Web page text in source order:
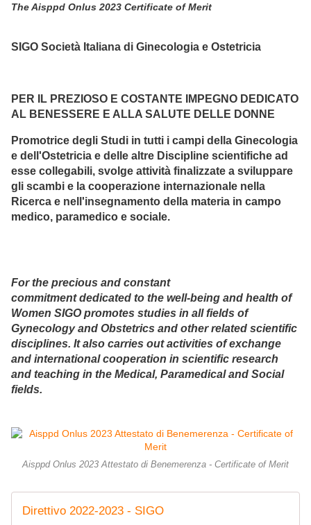
The Aisppd Onlus 2023 Certificate of Merit
SIGO Società Italiana di Ginecologia e Ostetricia
PER IL PREZIOSO E COSTANTE IMPEGNO DEDICATO
AL BENESSERE E ALLA SALUTE DELLE DONNE
Promotrice degli Studi in tutti i campi della Ginecologia
e dell'Ostetricia e delle altre Discipline scientifiche ad
esse collegabili, svolge attività finalizzate a sviluppare
gli scambi e la cooperazione internazionale nella
Ricerca e nell'insegnamento della materia in campo
medico, paramedico e sociale.
For the precious and constant
commitment dedicated to the well-being and health of
Women SIGO promotes studies in all fields of
Gynecology and Obstetrics and other related scientific
disciplines. It also carries out activities of exchange
and international cooperation in scientific research
and teaching in the Medical, Paramedical and Social
fields.
Aisppd Onlus 2023 Attestato di Benemerenza - Certificate of Merit
Direttivo 2022-2023 - SIGO